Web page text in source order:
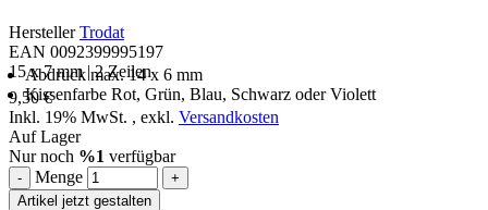
HerstellerTrodat
EAN 0092399995197
15 x 7 mm | 2 Zeilen
Abdruck max. 14 x 6 mm
Kissenfarbe Rot, Grün, Blau, Schwarz oder Violett
9,50 €
Inkl. 19% MwSt. , exkl. Versandkosten
Auf Lager
Nur noch %1 verfügbar
- Menge
+
Artikel jetzt gestalten